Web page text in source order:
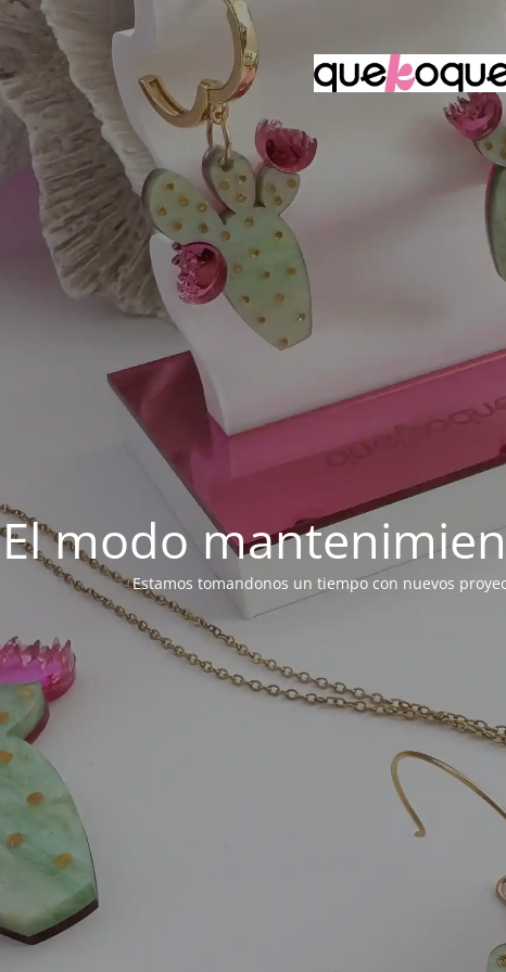
El modo
Estamos tomandonos un tiempo con nuevos